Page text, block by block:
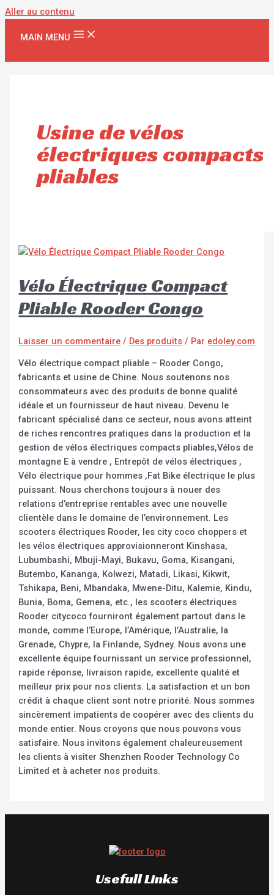
Aller au contenu
MAIN MENU
Usine de vélos
électriques compacts
pliables
Vélo Électrique Compact
Pliable Rooder Congo
Laisser un commentaire / Des produits / Par edoley.com
Vélo électrique compact pliable – Rooder Congo,
fabricants et usine de Chine. Nous soutenons nos
consommateurs avec des produits de bonne qualité
idéale et un fournisseur de haut niveau. Devenu le
fabricant spécialisé dans ce secteur, nous avons atteint
de riches rencontres pratiques dans la production et la
gestion de vélos électriques compacts pliables,Vélos de
montagne E à vendre , Entrepôt de vélos électriques ,
Vélo électrique pour hommes ,Fat Bike électrique le plus
puissant. Nous cherchons toujours à nouer des
relations d’entreprise rentables avec une nouvelle
clientèle dans le domaine de l’environnement. Les
scooters électriques Rooder, les city coco choppers et
les vélos électriques approvisionneront Kinshasa,
Lubumbashi, Mbuji-Mayi, Bukavu, Goma, Kisangani,
Butembo, Kananga, Kolwezi, Matadi, Likasi, Kikwit,
Tshikapa, Beni, Mbandaka, Mwene-Ditu, Kalemie, Kindu,
Bunia, Boma, Gemena, etc., les scooters électriques
Rooder citycoco fourniront également partout dans le
monde, comme l’Europe, l’Amérique, l’Australie, la
Grenade, Chypre, la Finlande, Sydney. Nous avons une
excellente équipe fournissant un service professionnel,
rapide réponse, livraison rapide, excellente qualité et
meilleur prix pour nos clients. La satisfaction et un bon
crédit à chaque client sont notre priorité. Nous sommes
sincèrement impatients de coopérer avec des clients du
monde entier. Nous croyons que nous pouvons vous
satisfaire. Nous invitons également chaleureusement
les clients à visiter Shenzhen Rooder Technology Co
Limited et à acheter nos produits.
Usefull Links